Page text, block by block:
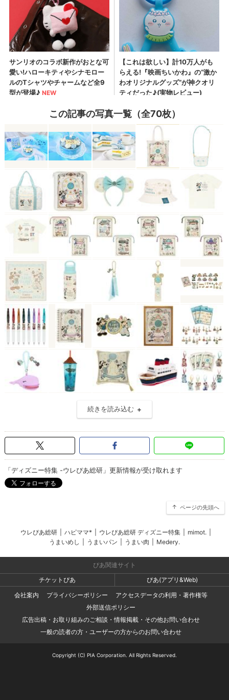
この記事の写真一覧（全70枚）
続きを読み込む
「ディズニー特集 -ウレぴあ総研」更新情報が受け取れます
ページの先頭へ
ウレぴあ総研 ハピママ* ウレぴあ総研 ディズニー特集 mimot.
うまいめし
うまいパン うまい肉 Medery.
ぴあ関連サイト
チケットぴあ
ぴあ(アプリ&Web)
会社案内
プライバシーポリシー
アクセスデータの利用・著作権等
外部送信ポリシー
広告出稿・お取り組みのご相談・情報掲載・その他お問い合わせ
一般の読者の方・ユーザーの方からのお問い合わせ
Copyright (C) PIA Corporation. All Rights Reserved.